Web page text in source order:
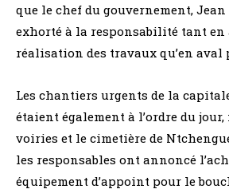
que le chef du gouvernement, Jean
exhorté à la responsabilité tant
réalisation des travaux qu’en aval
Les chantiers urgents de la
étaient également à l’ordre du
voiries et le cimetière de
les responsables ont annoncé
équipement d’appoint pour le